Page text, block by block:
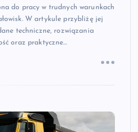
do pracy w trudnych warunkach
W artykule przybliżę jej
techniczne, rozwiązania
oraz praktyczne…